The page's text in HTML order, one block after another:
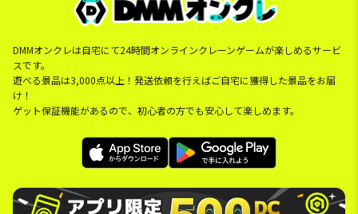
DMMオンクレは自宅にて24時間オンラインクレーンゲームが楽しめるサービ
スです。
遊べる景品は3,000点以上！発送依頼を行えばご自宅に獲得した景品をお届
け！
ゲット保証機能があるので、初心者の方でも安心して楽しめます。